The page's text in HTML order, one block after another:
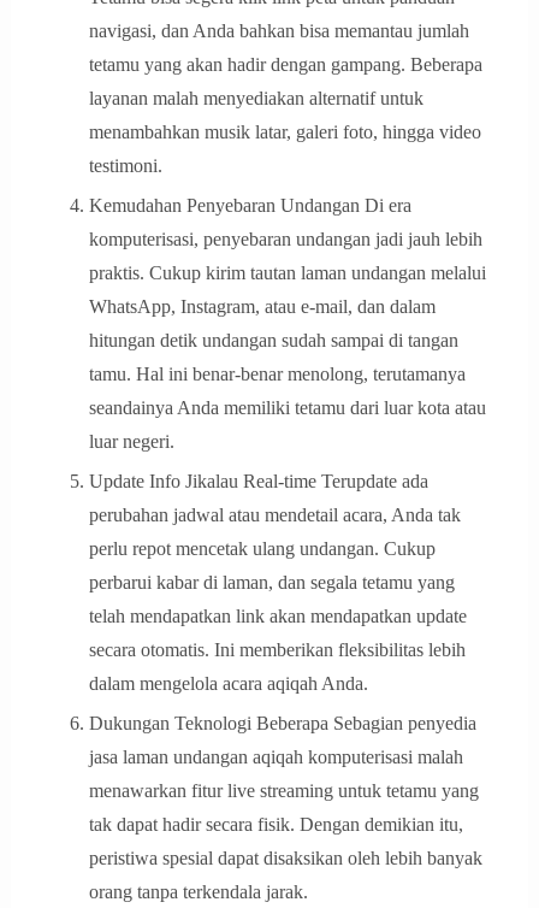
navigasi, dan Anda bahkan bisa memantau jumlah
tetamu yang akan hadir dengan gampang. Beberapa
layanan malah menyediakan alternatif untuk
menambahkan musik latar, galeri foto, hingga video
testimoni.
Kemudahan Penyebaran Undangan Di era
komputerisasi, penyebaran undangan jadi jauh lebih
praktis. Cukup kirim tautan laman undangan melalui
WhatsApp, Instagram, atau e-mail, dan dalam
hitungan detik undangan sudah sampai di tangan
tamu. Hal ini benar-benar menolong, terutamanya
seandainya Anda memiliki tetamu dari luar kota atau
luar negeri.
Update Info Jikalau Real-time Terupdate ada
perubahan jadwal atau mendetail acara, Anda tak
perlu repot mencetak ulang undangan. Cukup
perbarui kabar di laman, dan segala tetamu yang
telah mendapatkan link akan mendapatkan update
secara otomatis. Ini memberikan fleksibilitas lebih
dalam mengelola acara aqiqah Anda.
Dukungan Teknologi Beberapa Sebagian penyedia
jasa laman undangan aqiqah komputerisasi malah
menawarkan fitur live streaming untuk tetamu yang
tak dapat hadir secara fisik. Dengan demikian itu,
peristiwa spesial dapat disaksikan oleh lebih banyak
orang tanpa terkendala jarak.